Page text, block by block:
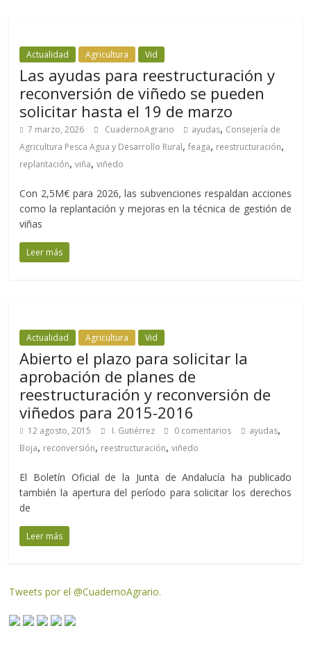
Actualidad Agricultura Vid
Las ayudas para reestructuración y
reconversión de viñedo se pueden
solicitar hasta el 19 de marzo
7 marzo, 2026 CuadernoAgrario ayudas, Consejería de
Agricultura Pesca Agua y Desarrollo Rural,feaga, reestructuración,
replantación,viña,viñedo
Con 2,5M€ para 2026, las subvenciones respaldan acciones
como la replantación y mejoras en la técnica de gestión de
viñas
Leer más
Actualidad Agricultura Vid
Abierto el plazo para solicitar la
aprobación de planes de
reestructuración y reconversión de
viñedos para 2015-2016
12 agosto, 2015 I. Gutiérrez 0 comentarios ayudas,
Boja, reconversión, reestructuración,viñedo
El Boletín Oficial de la Junta de Andalucía ha publicado
también la apertura del período para solicitar los derechos
de
Leer más
Tweets por el @CuadernoAgrario.